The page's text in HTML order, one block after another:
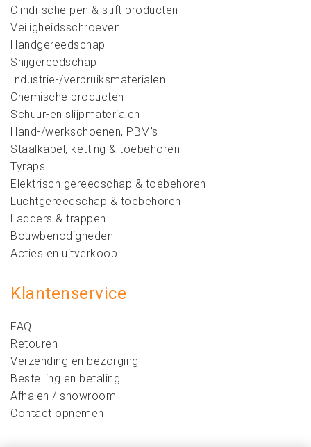
Clindrische pen & stift producten
Veiligheidsschroeven
Handgereedschap
Snijgereedschap
Industrie-/verbruiksmaterialen
Chemische producten
Schuur-en slijpmaterialen
Hand-/werkschoenen, PBM's
Staalkabel, ketting & toebehoren
Tyraps
Elektrisch gereedschap & toebehoren
Luchtgereedschap & toebehoren
Ladders & trappen
Bouwbenodigheden
Acties en uitverkoop
Klantenservice
FAQ
Retouren
Verzending en bezorging
Bestelling en betaling
Afhalen / showroom
Contact opnemen